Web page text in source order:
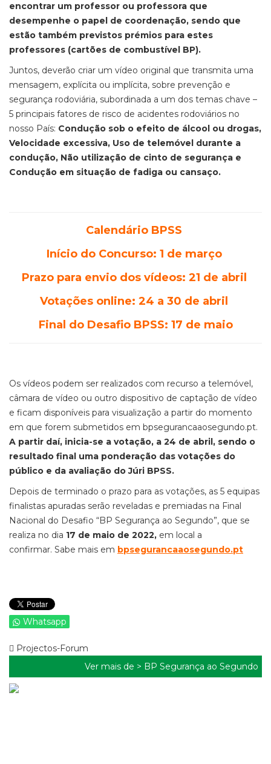
encontrar um professor ou professora que
desempenhe o papel de coordenação, sendo que
estão também previstos prémios para estes
professores (cartões de combustível BP).
Juntos, deverão criar um vídeo original que transmita uma
mensagem, explícita ou implícita, sobre prevenção e
segurança rodoviária, subordinada a um dos temas chave –
5 principais fatores de risco de acidentes rodoviários no
nosso País: Condução sob o efeito de álcool ou drogas,
Velocidade excessiva, Uso de telemóvel durante a
condução, Não utilização de cinto de segurança e
Condução em situação de fadiga ou cansaço.
Calendário BPSS
Início do Concurso: 1 de março
Prazo para envio dos vídeos: 21 de abril
Votações online: 24 a 30 de abril
Final do Desafio BPSS: 17 de maio
Os vídeos podem ser realizados com recurso a telemóvel,
câmara de vídeo ou outro dispositivo de captação de vídeo
e ficam disponíveis para visualização a partir do momento
em que forem submetidos em bpsegurancaaosegundo.pt.
A partir daí, inicia-se a votação, a 24 de abril, sendo o
resultado final uma ponderação das votações do
público e da avaliação do Júri BPSS.
Depois de terminado o prazo para as votações, as 5 equipas
finalistas apuradas serão reveladas e premiadas na Final
Nacional do Desafio “BP Segurança ao Segundo”, que se
realiza no dia 17 de maio de 2022, em local a
confirmar. Sabe mais em bpsegurancaaosegundo.pt
Whatsapp
Projectos-Forum
Ver mais de > BP Segurança ao Segundo